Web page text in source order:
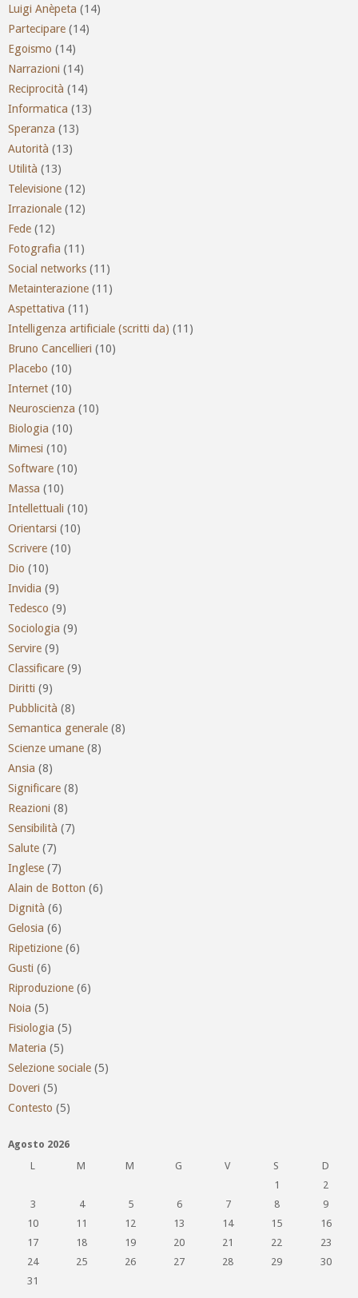
Luigi Anèpeta (14)
Partecipare (14)
Egoismo (14)
Narrazioni (14)
Reciprocità (14)
Informatica (13)
Speranza (13)
Autorità (13)
Utilità (13)
Televisione (12)
Irrazionale (12)
Fede (12)
Fotografia (11)
Social networks (11)
Metainterazione (11)
Aspettativa (11)
Intelligenza artificiale (scritti da) (11)
Bruno Cancellieri (10)
Placebo (10)
Internet (10)
Neuroscienza (10)
Biologia (10)
Mimesi (10)
Software (10)
Massa (10)
Intellettuali (10)
Orientarsi (10)
Scrivere (10)
Dio (10)
Invidia (9)
Tedesco (9)
Sociologia (9)
Servire (9)
Classificare (9)
Diritti (9)
Pubblicità (8)
Semantica generale (8)
Scienze umane (8)
Ansia (8)
Significare (8)
Reazioni (8)
Sensibilità (7)
Salute (7)
Inglese (7)
Alain de Botton (6)
Dignità (6)
Gelosia (6)
Ripetizione (6)
Gusti (6)
Riproduzione (6)
Noia (5)
Fisiologia (5)
Materia (5)
Selezione sociale (5)
Doveri (5)
Contesto (5)
Agosto 2026
L
M M G V S
D
1
2
3
4 5 6 7 8
9
10
11 12 13 14 15
16
17
18 19 20 21 22
23
24
25 26 27 28 29
30
31